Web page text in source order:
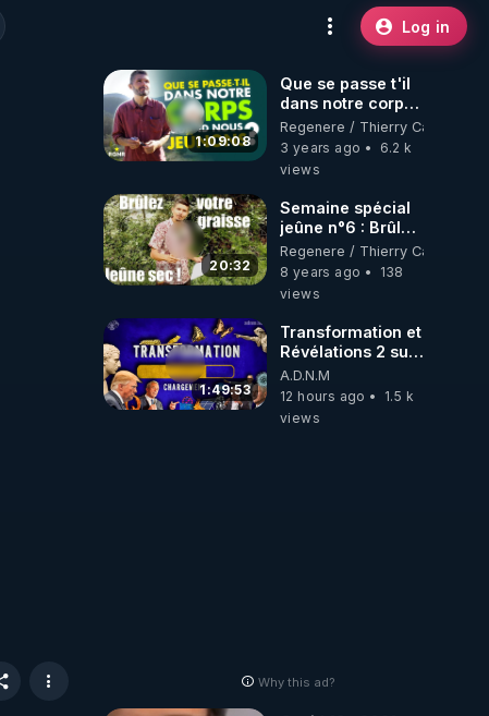
Log in
1:09:08
Que se passe t'il
dans notre corps
quand nous
jeûnons ?
Regenere / Thierry
3 years ago
6.2 k
views
20:32
Semaine spécial
jeûne n°6 : Brûlez
votre graisse trois
fois plus vite (LE
secret du jeûne
Regenere / Thierry
8 years ago
138
views
1:49:53
Transformation et
Révélations 2 sur
2 - live du
07/08/26
A.D.N.M
12 hours ago
1.5 k
views
Why this ad?